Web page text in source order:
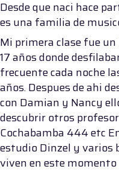
Desde que naci hace
es una familia de
Mi primera clase fue
17 años donde
frecuente cada noche
años. Despues de ahi
con Damian y Nancy
descubrir otros
Cochabamba 444 etc
estudio Dinzel y varios
viven en este